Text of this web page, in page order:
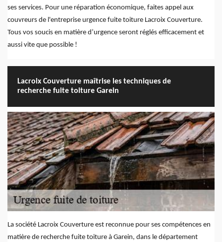
ses services. Pour une réparation économique, faites appel aux
couvreurs de l'entreprise urgence fuite toiture Lacroix Couverture.
Tous vos soucis en matière d’urgence seront réglés efficacement et
aussi vite que possible !
Lacroix Couverture maîtrise les techniques de
recherche fuite toiture Garein
La société Lacroix Couverture est reconnue pour ses compétences en
matière de recherche fuite toiture à Garein, dans le département